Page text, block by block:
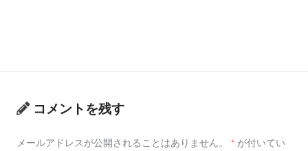
コメントを残す
メールアドレスが公開されることはありません。 * が付いてい